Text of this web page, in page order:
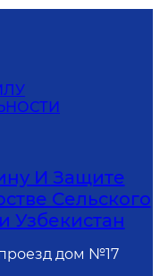
И Защите
Сельского
Узбекистан
проезд дом №17